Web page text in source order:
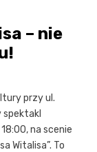
– nie
przy ul.
spektakl
na scenie
Witalisa”. To